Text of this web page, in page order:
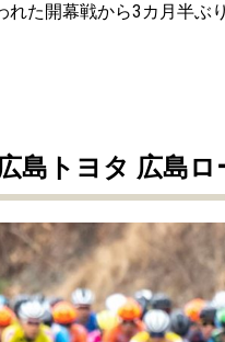
た開幕戦から3カ月半ぶ
トヨタ 広島ロ